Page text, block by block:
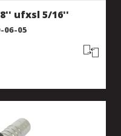
ufxsl 5/16''
06-05